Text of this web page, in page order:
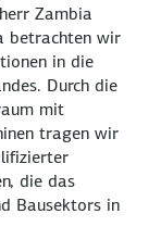
Zambia
betrachten wir
in die
Durch die
mit
tragen wir
die das
Bausektors in